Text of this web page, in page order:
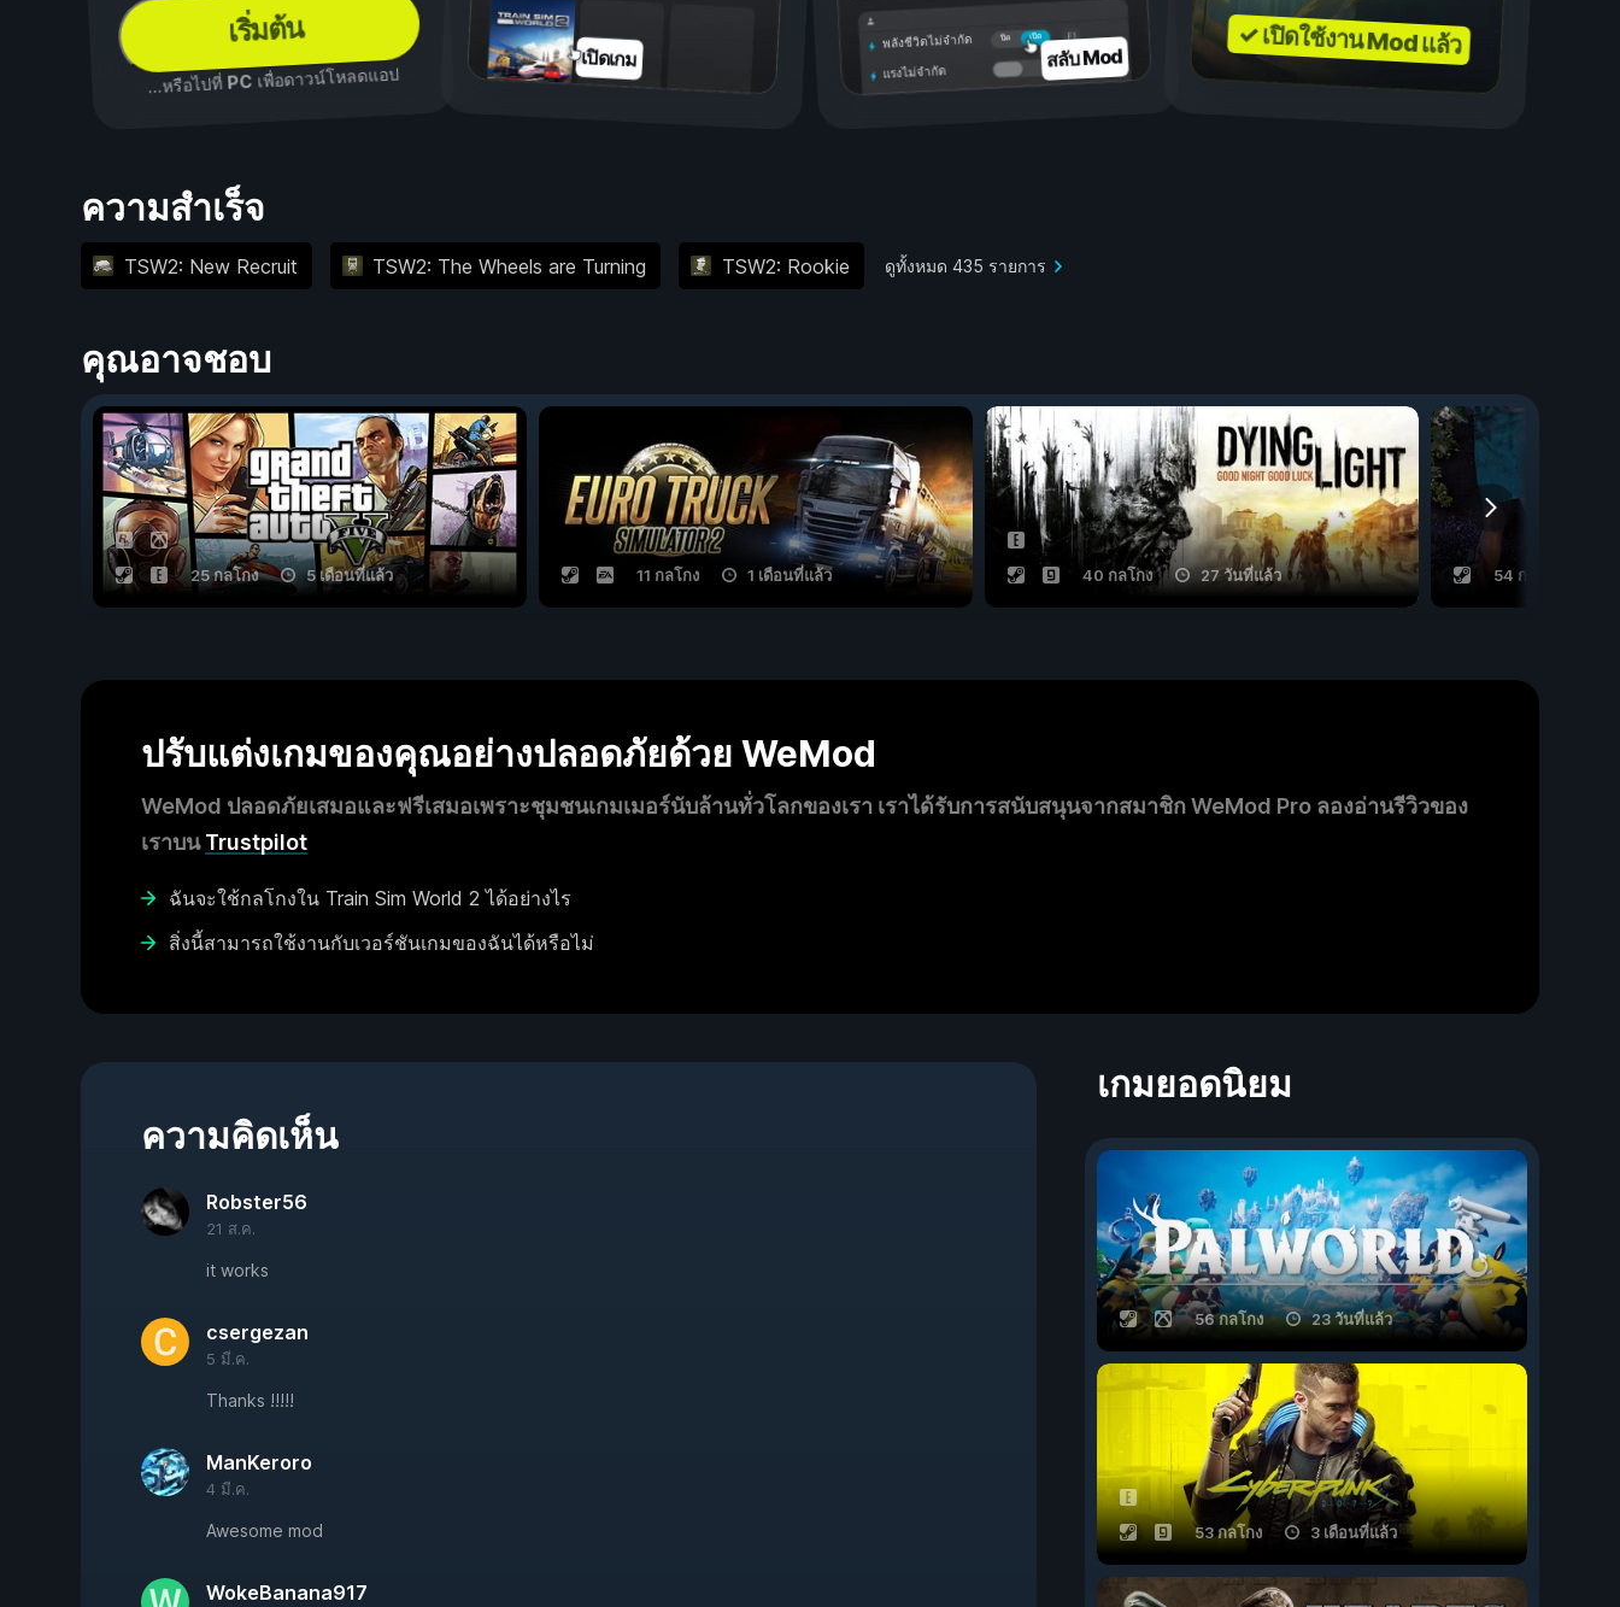
เริ่มต้น
...หรือไปที่ PCเพื่อดาวน์โหลดแอป
เปิดเกม
เปิด
ปิด
พลังชีวิตไม่จำกัด
แรงไม่จำกัด สลับ Mod ✓ เปิดใช้งาน Mod แล้ว
ความสำเร็จ
TSW2: New Recruit TSW2: The Wheels are Turning TSW2: Rookie ดูทั้งหมด 435 รายการ
คุณอาจชอบ
25 กลโกง 5 เดือนที่แล้ว 11 กลโกง 1 เดือนที่แล้ว 40 กลโกง 27 วันที่แล้ว 54 กลโกง
ปรับแต่งเกมของคุณอย่างปลอดภัยด้วย WeMod
WeMod ปลอดภัยเสมอและฟรีเสมอเพราะชุมชนเกมเมอร์นับล้านทั่วโลกของเรา เราได้รับการสนับสนุนจากสมาชิก WeMod Pro ลองอ่านรีวิวของ
เราบนTrustpilot
ฉันจะใช้กลโกงใน Train Sim World 2 ได้อย่างไร
สิ่งนี้สามารถใช้งานกับเวอร์ชันเกมของฉันได้หรือไม่
ความคิดเห็น
Robster56
21 ส.ค.
it works
csergezan
5 มี.ค.
Thanks !!!!!
ManKeroro
4 มี.ค.
Awesome mod
WokeBanana917
เกมยอดนิยม
56 กลโกง 23 วันที่แล้ว
53 กลโกง 3 เดือนที่แล้ว